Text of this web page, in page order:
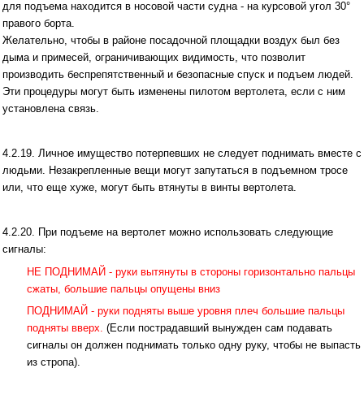
для подъема находится в носовой части судна - на курсовой угол 30°
правого борта.
Желательно, чтобы в районе посадочной площадки воздух был без
дыма и примесей, ограничивающих видимость, что позволит
производить беспрепятственный и безопасные спуск и подъем людей.
Эти процедуры могут быть изменены пилотом вертолета, если с ним
установлена связь.
4.2.19. Личное имущество потерпевших не следует поднимать вместе с
людьми. Незакрепленные вещи могут запутаться в подъемном тросе
или, что еще хуже, могут быть втянуты в винты вертолета.
4.2.20. При подъеме на вертолет можно использовать следующие
сигналы:
НЕ ПОДНИМАЙ - руки вытянуты в стороны горизонтально пальцы
сжаты, большие пальцы опущены вниз
ПОДНИМАЙ - руки подняты выше уровня плеч большие пальцы
подняты вверх. (Если пострадавший вынужден сам подавать
сигналы он должен поднимать только одну руку, чтобы не вы­пасть
из стропа).